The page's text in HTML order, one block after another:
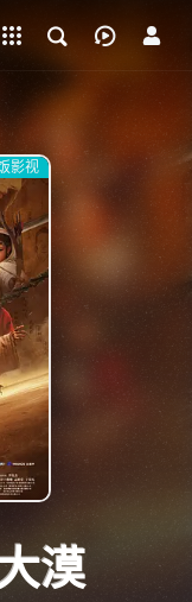
动漫 短剧
影视
漠